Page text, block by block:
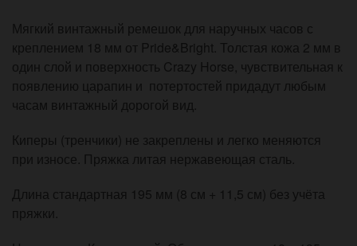
Мягкий винтажный ремешок для наручных часов с
креплением 18 мм от Pride&Bright. Толстая кожа 2 мм в
один слой и поверхность Crazy Horse, чувствительная к
появлению царапин и потертостей придадут любым
часам винтажный дорогой вид.
Киперы (тренчики) не закреплены и легко меняются
при износе. Пряжка литая нержавеющая сталь.
Длина стандартная 195 мм (8 см + 11,5 см) без учёта
пряжки.